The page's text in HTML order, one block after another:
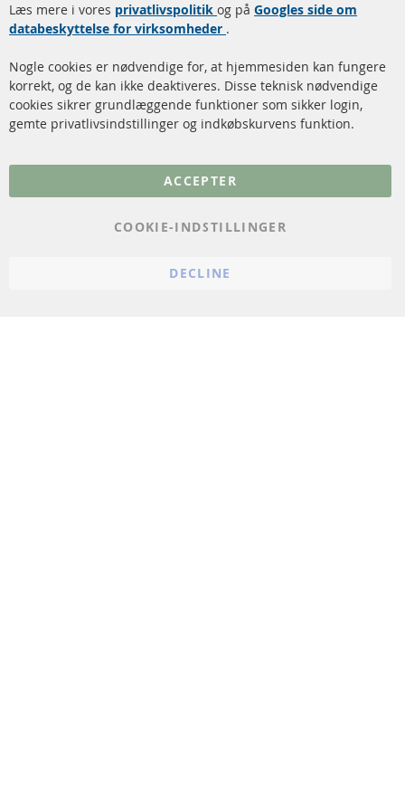
rengøring
Katalysator (KAT)
Sensorer
FAQ
Kontakt
Læs mere i vores privatlivspolitik og på Googles side om
databeskyttelse for virksomheder .
Nogle cookies er nødvendige for, at hjemmesiden kan fungere
korrekt, og de kan ikke deaktiveres. Disse teknisk nødvendige
cookies sikrer grundlæggende funktioner som sikker login,
gemte privatlivsindstillinger og indkøbskurvens funktion.
ACCEPTER
COOKIE-INDSTILLINGER
DECLINE